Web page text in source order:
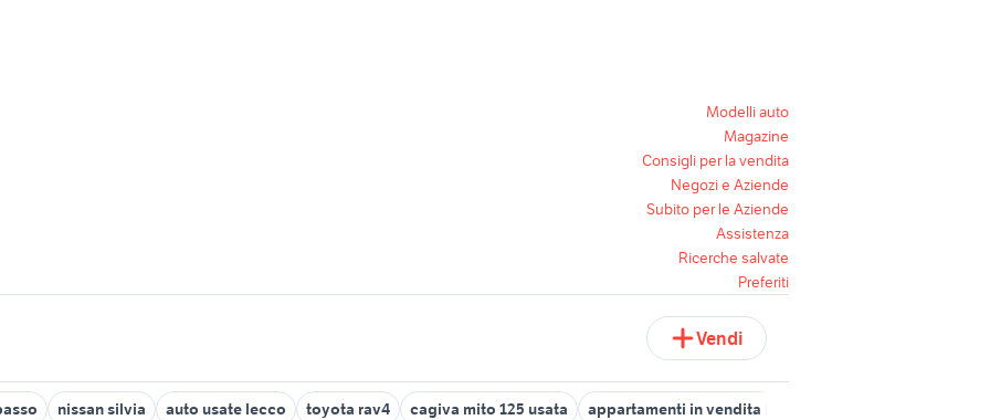
Modelli auto
Magazine
Consigli per la vendita
Negozi e Aziende
Subito per le Aziende
Assistenza
Ricerche salvate
Preferiti
Vendi
nissan silvia auto usate lecco toyota rav4 cagiva mito 125 usata appartamenti in vendita iglesias